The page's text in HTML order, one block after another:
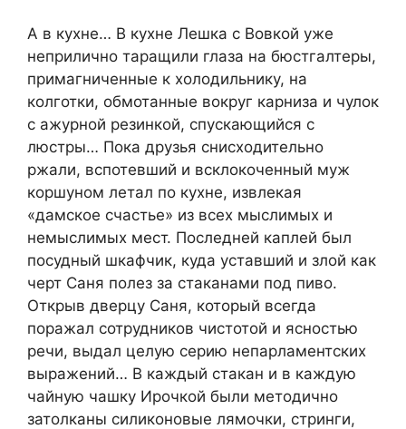
А в кухне… В кухне Лешка с Вовкой уже
неприлично таращили глаза на бюстгалтеры,
примагниченные к холодильнику, на
колготки, обмотанные вокруг карниза и чулок
с ажурной резинкой, спускающийся с
люстры… Пока друзья снисходительно
ржали, вспотевший и всклокоченный муж
коршуном летал по кухне, извлекая
«дамское счастье» из всех мыслимых и
немыслимых мест. Последней каплей был
посудный шкафчик, куда уставший и злой как
черт Саня полез за стаканами под пиво.
Открыв дверцу Саня, который всегда
поражал сотрудников чистотой и ясностью
речи, выдал целую серию непарламентских
выражений… В каждый стакан и в каждую
чайную чашку Ирочкой были методично
затолканы силиконовые лямочки, стринги,